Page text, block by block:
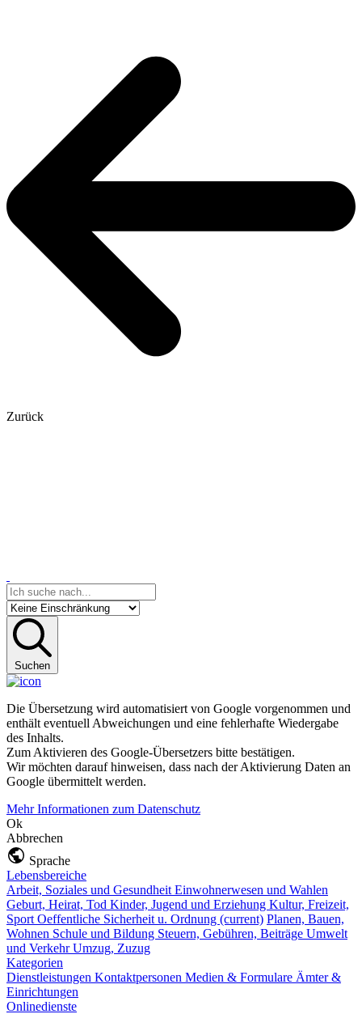
Zurück
Suchen
Die Übersetzung wird automatisiert von Google vorgenommen und
enthält eventuell Abweichungen und eine fehlerhafte Wiedergabe
des Inhalts.
Zum Aktivieren des Google-Übersetzers bitte bestätigen.
Wir möchten darauf hinweisen, dass nach der Aktivierung Daten an
Google übermittelt werden.
Mehr Informationen zum Datenschutz
Ok
Abbrechen
Sprache
Lebensbereiche
Arbeit, Soziales und Gesundheit Einwohnerwesen und Wahlen
Geburt, Heirat, Tod Kinder, Jugend und Erziehung Kultur, Freizeit,
Sport Oeffentliche Sicherheit u. Ordnung (current) Planen, Bauen,
Wohnen Schule und Bildung Steuern, Gebühren, Beiträge Umwelt
und VerkehrUmzug, Zuzug
Kategorien
Dienstleistungen Kontaktpersonen Medien & Formulare Ämter &
Einrichtungen
Onlinedienste